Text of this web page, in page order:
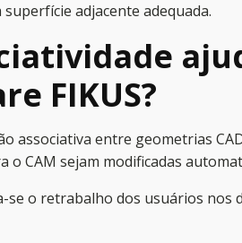
adjacente adequada.
FIKUS?
associativa entre geometrias
o CAM sejam modificadas
se o retrabalho dos usuários nos